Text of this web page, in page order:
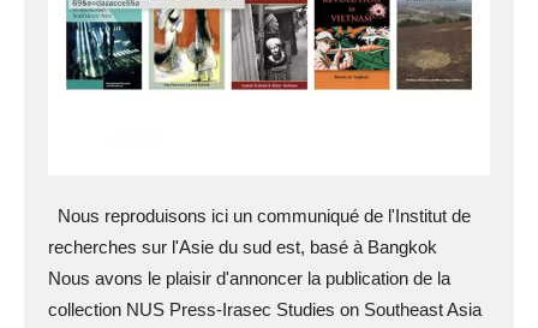
Nous reproduisons ici un communiqué de l'Institut de
recherches sur l'Asie du sud est, basé à Bangkok
Nous avons le plaisir d'annoncer la publication de la
collection NUS Press-Irasec Studies on Southeast Asia